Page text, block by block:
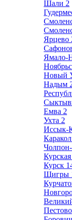
Шали 2
Ярцево
Ямало-
Новый
Надым
Емва 2
Ухта 2
Иссык-
Каракол
Курск
Щигры
Пестово